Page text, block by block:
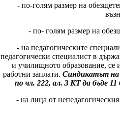
- по-голям размер на
- по- голям размер на
- на педагогическите
педагогически специалист в
и училищното образование, се
работни заплати. Синдикатът на
по чл. 222, ал. 3 КТ да бъде
- на лица от